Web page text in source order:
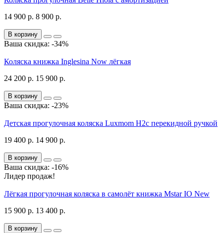
14 900 р. 8 900 р.
В корзину
Ваша скидка: -34%
Коляска книжка Inglesina Now лёгкая
24 200 р. 15 900 р.
В корзину
Ваша скидка: -23%
Детская прогулочная коляска Luxmom H2с перекидной ручкой
19 400 р. 14 900 р.
В корзину
Ваша скидка: -16%
Лидер продаж!
Лёгкая прогулочная коляска в самолёт книжка Mstar IO New
15 900 р. 13 400 р.
В корзину